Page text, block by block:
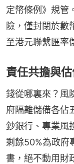
定幣條例》規管
險，僅封閉於數
至港元聯繫匯率
責任共擔與
錢從哪裏來？風
府隔離儲備各佔
鈔銀行、專業風
剩餘50%為政府
書，絕不動用財